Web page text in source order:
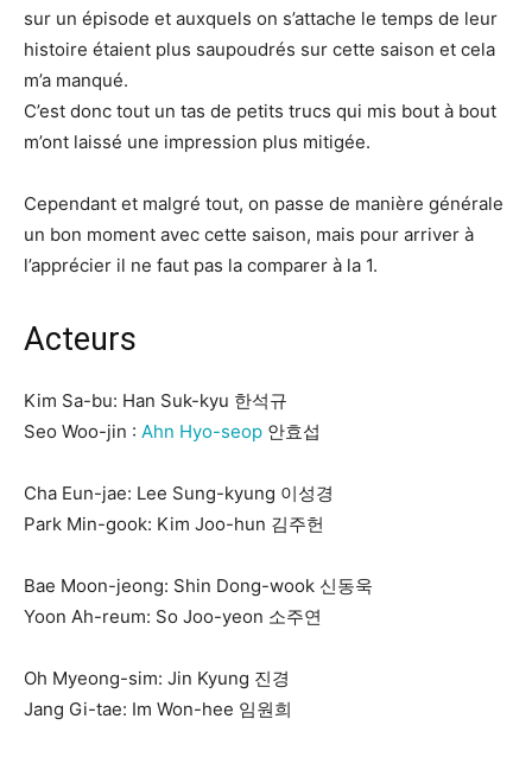
sur un épisode et auxquels on s’attache le temps de leur
histoire étaient plus saupoudrés sur cette saison et cela
m’a manqué.
C’est donc tout un tas de petits trucs qui mis bout à bout
m’ont laissé une impression plus mitigée.
Cependant et malgré tout, on passe de manière générale
un bon moment avec cette saison, mais pour arriver à
l’apprécier il ne faut pas la comparer à la 1.
Acteurs
Kim Sa-bu: Han Suk-kyu 한석규
Seo Woo-jin : Ahn Hyo-seop 안효섭
Cha Eun-jae: Lee Sung-kyung 이성경
Park Min-gook: Kim Joo-hun 김주헌
Bae Moon-jeong: Shin Dong-wook 신동욱
Yoon Ah-reum: So Joo-yeon 소주연
Oh Myeong-sim: Jin Kyung 진경
Jang Gi-tae: Im Won-hee 임원희